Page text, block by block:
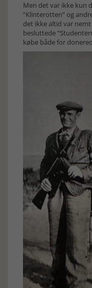
Men det var ikke kun
“Klinterotten” og
det ikke altid var
besluttede
købe både for